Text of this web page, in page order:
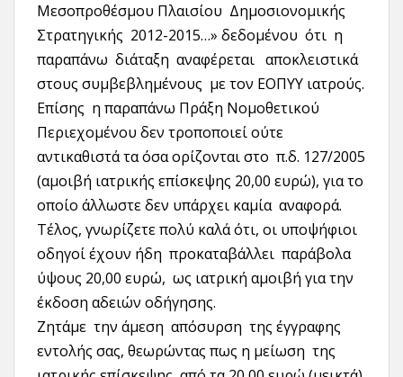
Μεσοπροθέσμου Πλαισίου Δημοσιονομικής
Στρατηγικής 2012-2015…» δεδομένου ότι η
παραπάνω διάταξη αναφέρεται αποκλειστικά
στους συμβεβλημένους με τον ΕΟΠΥΥ ιατρούς.
Επίσης η παραπάνω Πράξη Νομοθετικού
Περιεχομένου δεν τροποποιεί ούτε
αντικαθιστά τα όσα ορίζονται στο π.δ. 127/2005
(αμοιβή ιατρικής επίσκεψης 20,00 ευρώ), για το
οποίο άλλωστε δεν υπάρχει καμία αναφορά.
Τέλος, γνωρίζετε πολύ καλά ότι, οι υποψήφιοι
οδηγοί έχουν ήδη προκαταβάλλει παράβολα
ύψους 20,00 ευρώ, ως ιατρική αμοιβή για την
έκδοση αδειών οδήγησης.
Ζητάμε την άμεση απόσυρση της έγγραφης
εντολής σας, θεωρώντας πως η μείωση της